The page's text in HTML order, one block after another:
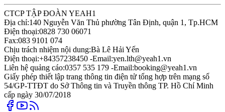
CTCP TẬP ĐOÀN YEAH1
Địa chỉ:140 Nguyễn Văn Thủ phường Tân Định, quận 1, Tp.HCM
Điện thoại:0828 730 06071
Fax:083 9101 074
Chịu trách nhiệm nội dung:Bà Lê Hải Yến
Điện thoại:+84357238450 -Email:yen.lth@yeah1.vn
Liên hệ quảng cáo:0357 535 179 -Email:booking@yeah1.vn
Giấy phép thiết lập trang thông tin điện tử tổng hợp trên mạng số
54/GP-TTĐT do Sở Thông tin và Truyền thông TP. Hồ Chí Minh
cấp ngày 30/07/2018